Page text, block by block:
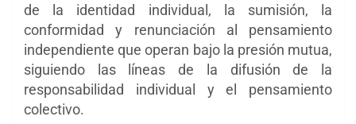
de la identidad individual, la sumisión, la
conformidad y renunciación al pensamiento
independiente que operan bajo la presión mutua,
siguiendo las líneas de la difusión de la
responsabilidad individual y el pensamiento
colectivo.